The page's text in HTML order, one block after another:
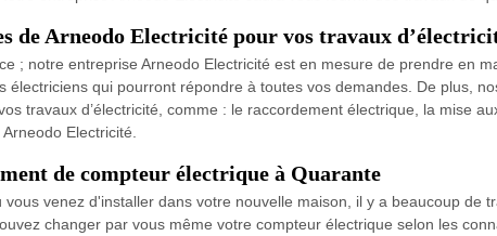
de Arneodo Electricité pour vos travaux
; notre entreprise Arneodo Electricité est en mesure de prendre en
qui pourront répondre à toutes vos demandes. De plus,
travaux d’électricité, comme : le raccordement électrique, la mise
Electricité.
de compteur électrique à Quarante
venez d'installer dans votre nouvelle maison, il y a beaucoup de
changer par vous même votre compteur électrique selon les